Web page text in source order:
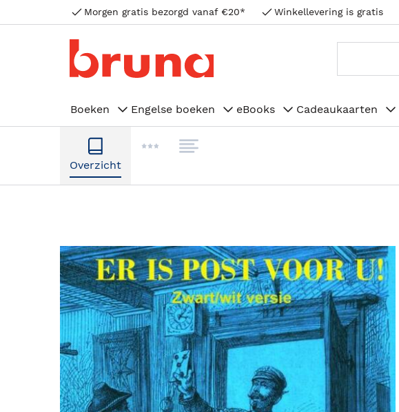
Morgen gratis bezorgd vanaf €20* Winkellevering is gratis
Boeken Engelse boeken eBooks Cadeaukaarten
Overzicht